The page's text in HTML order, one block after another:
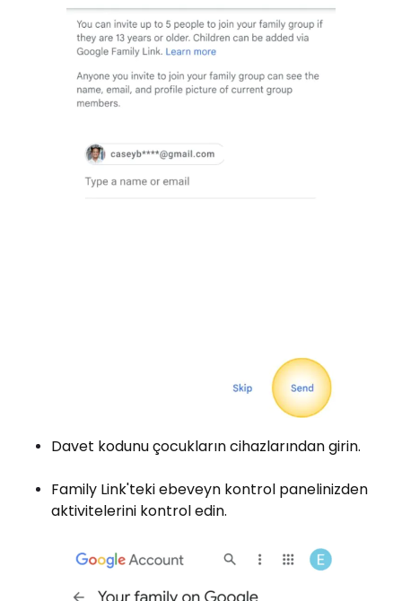
Davet kodunu çocukların cihazlarından girin.
Family Link'teki ebeveyn kontrol panelinizden
aktivitelerini kontrol edin.